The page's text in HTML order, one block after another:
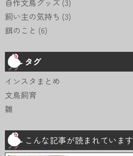
自作文鳥グッズ (3)
飼い主の気持ち (3)
餌のこと (6)
タグ
インスタまとめ
文鳥飼育
雛
こんな記事が読まれています